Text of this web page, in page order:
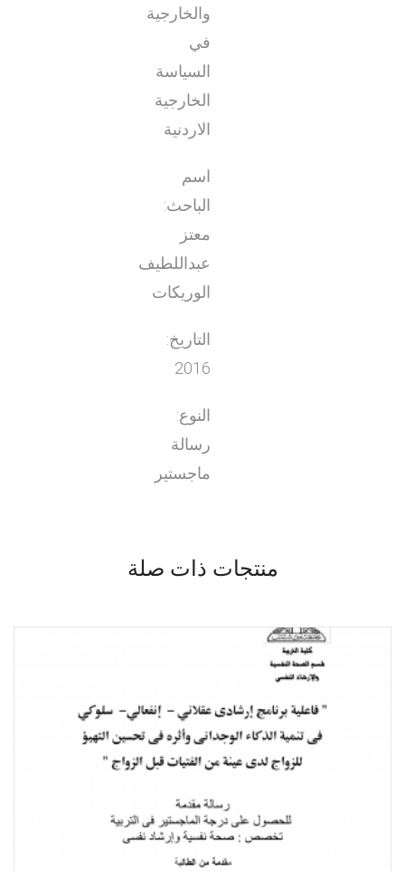
والخارجية
في
السياسة
الخارجية
الاردنية
اسم
الباحث:
معتز
عبداللطيف
الوريكات
التاريخ:
2016
النوع:
رسالة
ماجستير
منتجات ذات صلة